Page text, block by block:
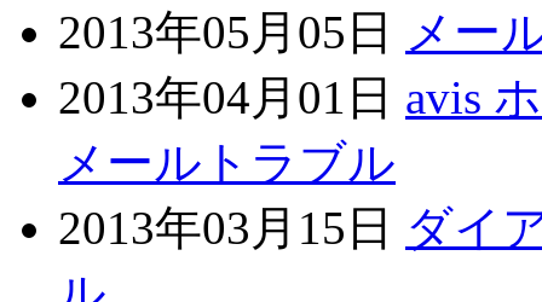
2013年05月05日
メー
2013年04月01日 avis
メールトラブル
2013年03月15日 ダイ